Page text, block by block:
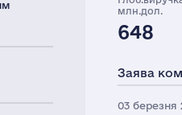
млн.дол.
648
Заява
03 березня